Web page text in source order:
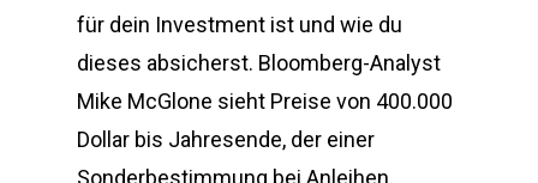
für dein Investment ist und wie du
dieses absicherst. Bloomberg-Analyst
Mike McGlone sieht Preise von 400.000
Dollar bis Jahresende, der einer
Sonderbestimmung bei Anleihen.